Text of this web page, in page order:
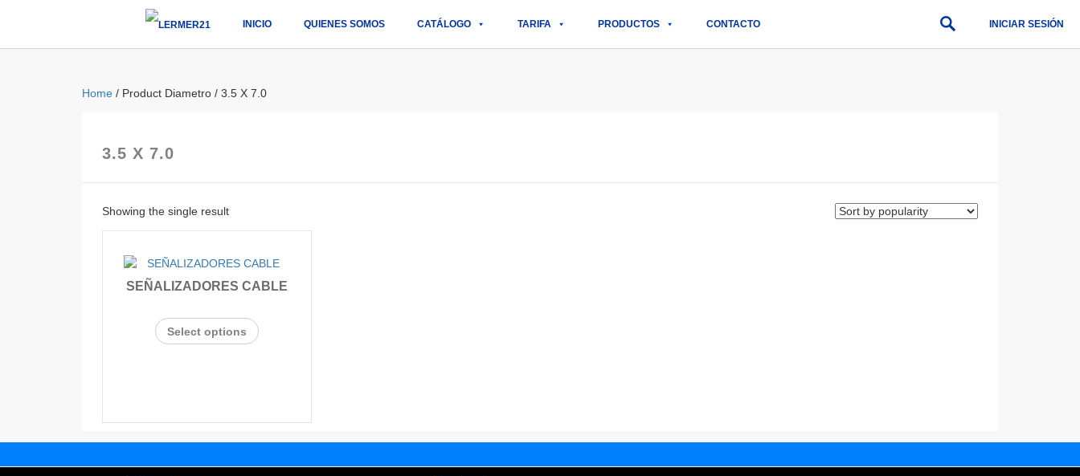
INICIO QUIENES SOMOS CATÁLOGO TARIFA PRODUCTOS CONTACTO INICIAR SESIÓN
Home / Product Diametro / 3.5 X 7.0
3.5 X 7.0
Showing the single result
SEÑALIZADORES CABLE
Select options